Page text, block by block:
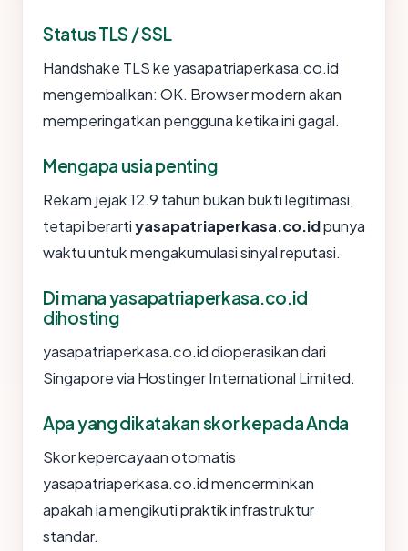
Status TLS / SSL
Handshake TLS ke yasapatriaperkasa.co.id
mengembalikan: OK. Browser modern akan
memperingatkan pengguna ketika ini gagal.
Mengapa usia penting
Rekam jejak 12.9 tahun bukan bukti legitimasi,
tetapi berartiyasapatriaperkasa.co.idpunya
waktu untuk mengakumulasi sinyal reputasi.
Di mana yasapatriaperkasa.co.id
dihosting
yasapatriaperkasa.co.id dioperasikan dari
Singapore via Hostinger International Limited.
Apa yang dikatakan skor kepada Anda
Skor kepercayaan otomatis
yasapatriaperkasa.co.id mencerminkan
apakah ia mengikuti praktik infrastruktur
standar.